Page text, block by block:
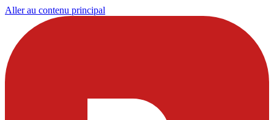
Aller au contenu principal